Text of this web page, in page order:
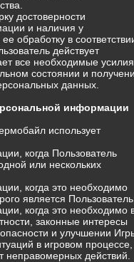
достоверности
и наличия у
обработку в
действует
все необходимые
состоянии и
данных.
информации
использует
когда Пользователь
или нескольких
когда это необходимо
является
когда это необходимо
законные интересы
и улучшении
в игровом процессе,
действий.